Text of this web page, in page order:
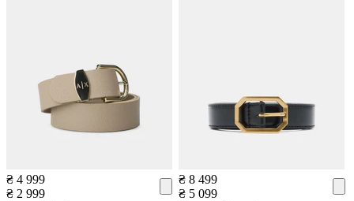
₴ 4 999
₴ 2 999
₴ 8 499
₴ 5 099